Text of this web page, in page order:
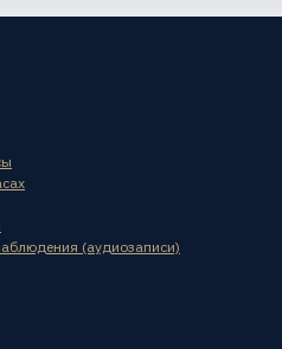
(аудиозаписи)